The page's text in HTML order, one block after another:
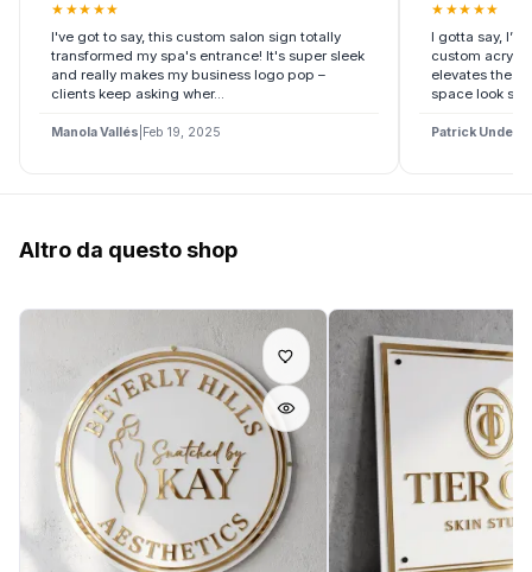
★ ★★ ★★
I've got to say, this custom salon sign totally
transformed my spa's entrance! It's super sleek
and really makes my business logo pop –
clients keep asking wher...
Manola Vallés Feb 19, 2025
★ ★★ ★★
I gotta say,
custom acrylic
elevates the
space look so
Patrick
Altro da questo shop